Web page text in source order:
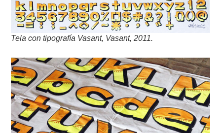
Tela con tipografía Vasant, Vasant, 2011.